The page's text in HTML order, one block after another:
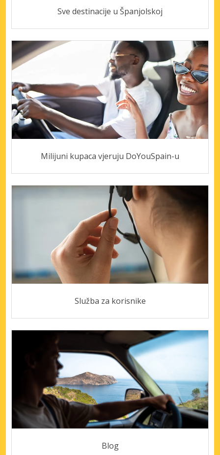
Sve destinacije u Španjolskoj
Milijuni kupaca vjeruju DoYouSpain-u
Služba za korisnike
Blog